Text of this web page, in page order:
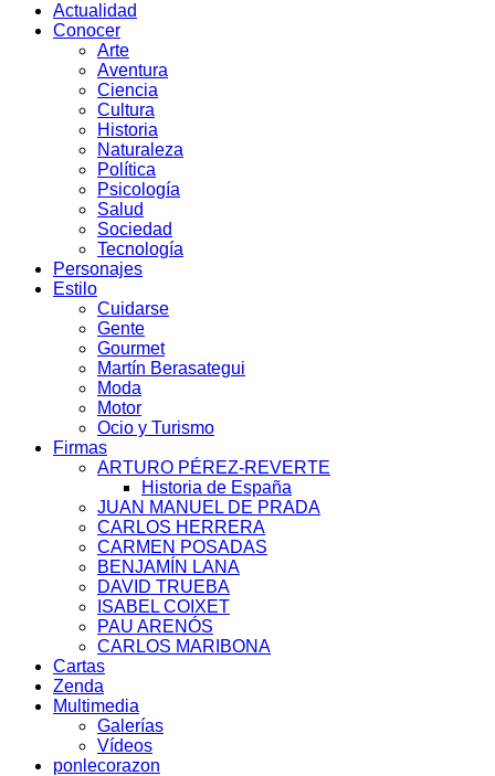
Actualidad
Conocer
Arte
Aventura
Ciencia
Cultura
Historia
Naturaleza
Política
Psicología
Salud
Sociedad
Tecnología
Personajes
Estilo
Cuidarse
Gente
Gourmet
Martín Berasategui
Moda
Motor
Ocio y Turismo
Firmas
ARTURO PÉREZ-REVERTE
Historia de España
JUAN MANUEL DE PRADA
CARLOS HERRERA
CARMEN POSADAS
BENJAMÍN LANA
DAVID TRUEBA
ISABEL COIXET
PAU ARENÓS
CARLOS MARIBONA
Cartas
Zenda
Multimedia
Galerías
Vídeos
ponlecorazon